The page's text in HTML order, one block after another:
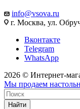
info@vsova.ru
г. Москва, ул.
Вконтакте
Telegram
WhatsApp
2026 © Интернет-
Мы продаем
Найти